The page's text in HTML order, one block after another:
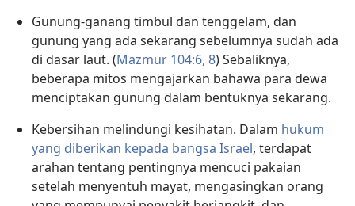
Gunung-ganang timbul dan tenggelam, dan
gunung yang ada sekarang sebelumnya sudah ada
di dasar laut. (Mazmur 104:​6, 8) Sebaliknya,
beberapa mitos mengajarkan bahawa para dewa
menciptakan gunung dalam bentuknya sekarang.
Kebersihan melindungi kesihatan. Dalam hukum
yang diberikan kepada bangsa Israel, terdapat
arahan tentang pentingnya mencuci pakaian
setelah menyentuh mayat, mengasingkan orang